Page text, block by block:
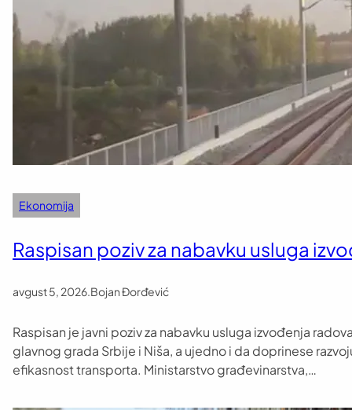
Ekonomija
Raspisan poziv za nabavku usluga
avgust 5, 2026.Bojan Đorđević
Raspisan je javni poziv za nabavku usluga izvođenja
glavnog grada Srbije i Niša, a ujedno i da doprinese
efikasnost transporta. Ministarstvo građevinarstva,…